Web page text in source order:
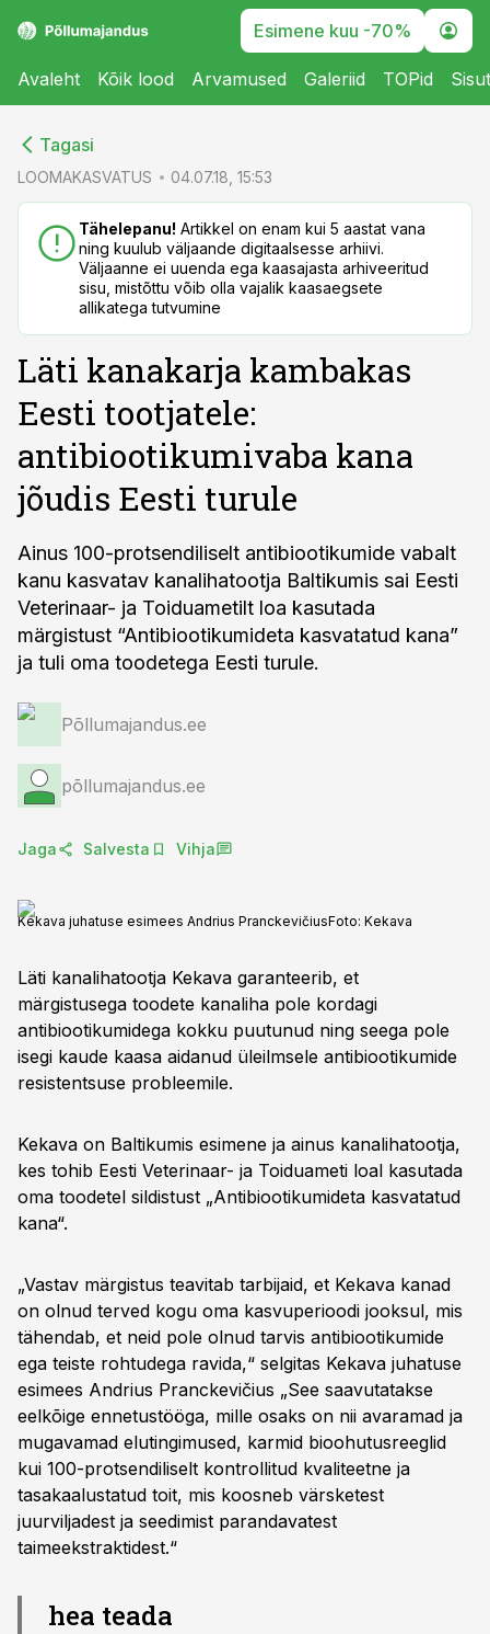
Esimene kuu -70%
Avaleht Kõik lood Arvamused Galeriid TOPid
Tagasi
LOOMAKASVATUS 04.07.18, 15:53
Tähelepanu! Artikkel on enam kui 5 aastat vana
ning kuulub väljaande digitaalsesse arhiivi.
Väljaanne ei uuenda ega kaasajasta arhiveeritud
sisu, mistõttu võib olla vajalik kaasaegsete
allikatega tutvumine
Läti kanakarja kambakas
Eesti tootjatele:
antibiootikumivaba kana
jõudis Eesti turule
Ainus 100-protsendiliselt antibiootikumide vabalt
kanu kasvatav kanalihatootja Baltikumis sai Eesti
Veterinaar- ja Toiduametilt loa kasutada
märgistust “Antibiootikumideta kasvatatud kana”
ja tuli oma toodetega Eesti turule.
Põllumajandus.ee
põllumajandus.ee
Jaga Salvesta Vihja
Kekava juhatuse esimees Andrius PranckevičiusFoto: Kekava
Läti kanalihatootja Kekava garanteerib, et
märgistusega toodete kanaliha pole kordagi
antibiootikumidega kokku puutunud ning seega pole
isegi kaude kaasa aidanud üleilmsele antibiootikumide
resistentsuse probleemile.
Kekava on Baltikumis esimene ja ainus kanalihatootja,
kes tohib Eesti Veterinaar- ja Toiduameti loal kasutada
oma toodetel sildistust „Antibiootikumideta kasvatatud
kana“.
„Vastav märgistus teavitab tarbijaid, et Kekava kanad
on olnud terved kogu oma kasvuperioodi jooksul, mis
tähendab, et neid pole olnud tarvis antibiootikumide
ega teiste rohtudega ravida,“ selgitas Kekava juhatuse
esimees Andrius Pranckevičius „See saavutatakse
eelkõige ennetustööga, mille osaks on nii avaramad ja
mugavamad elutingimused, karmid bioohutusreeglid
kui 100-protsendiliselt kontrollitud kvaliteetne ja
tasakaalustatud toit, mis koosneb värsketest
juurviljadest ja seedimist parandavatest
taimeekstraktidest.“
hea teada